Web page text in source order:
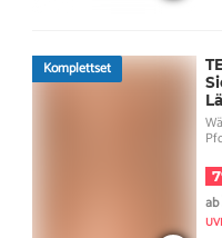
Komplettset
ab